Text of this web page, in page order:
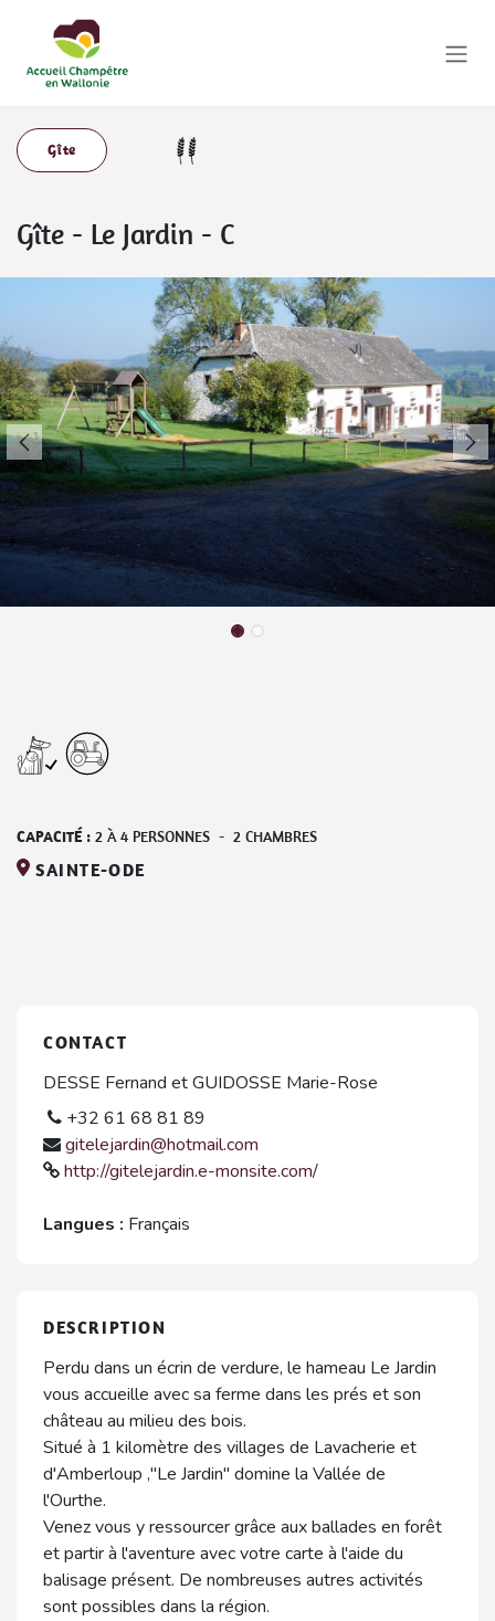
Gîte
Gîte - Le Jardin - C
CAPACITÉ : 2 À4 PERSONNES - 2 CHAMBRES
SAINTE-ODE
CONTACT
DESSE Fernand et GUIDOSSE Marie-Rose
+32 61 68 81 89
gitelejardin@hotmail.com
http://gitelejardin.e-monsite.com/
Langues : Français
DESCRIPTION
Perdu dans un écrin de verdure, le hameau Le Jardin
vous accueille avec sa ferme dans les prés et son
château au milieu des bois.
Situé à 1 kilomètre des villages de Lavacherie et
d'Amberloup ,"Le Jardin" domine la Vallée de
l'Ourthe.
Venez vous y ressourcer grâce aux ballades en forêt
et partir à l'aventure avec votre carte à l'aide du
balisage présent. De nombreuses autres activités
sont possibles dans la région.